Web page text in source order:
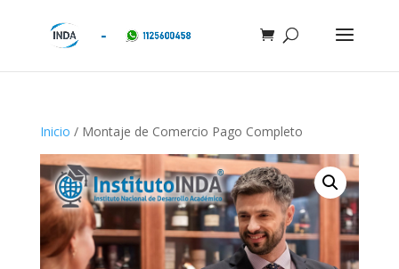
Inicio / Montaje de Comercio Pago Completo